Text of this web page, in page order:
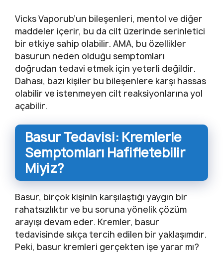
Vicks Vaporub’un bileşenleri, mentol ve diğer
maddeler içerir, bu da cilt üzerinde serinletici
bir etkiye sahip olabilir. AMA, bu özellikler
basurun neden olduğu semptomları
doğrudan tedavi etmek için yeterli değildir.
Dahası, bazı kişiler bu bileşenlere karşı hassas
olabilir ve istenmeyen cilt reaksiyonlarına yol
açabilir.
Basur Tedavisi: Kremlerle
Semptomları Hafifletebilir
Miyiz?
Basur, birçok kişinin karşılaştığı yaygın bir
rahatsızlıktır ve bu soruna yönelik çözüm
arayışı devam eder. Kremler, basur
tedavisinde sıkça tercih edilen bir yaklaşımdır.
Peki, basur kremleri gerçekten işe yarar mı?